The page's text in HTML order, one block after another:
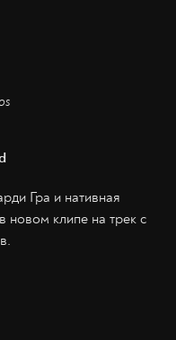
Гра и нативная
новом клипе на трек с